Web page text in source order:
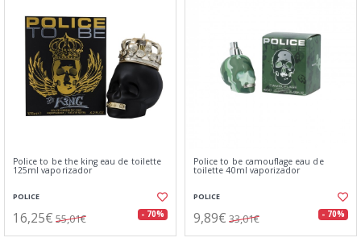
Police to be the king eau de toilette
125ml vaporizador
POLICE
16,25€ 55,01€ - 70%
Police to be camouflage eau de
toilette 40ml vaporizador
POLICE
9,89€ 33,01€ - 70%